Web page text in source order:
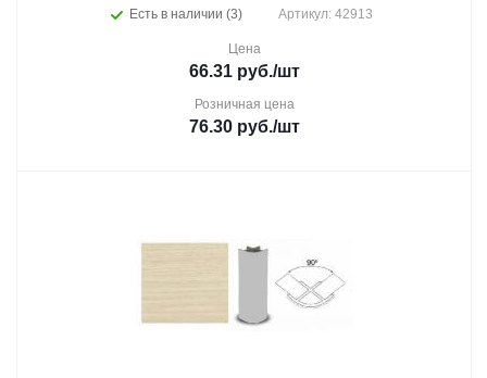
Есть в наличии (3)
Артикул: 42913
Цена
66.31 руб./шт
Розничная цена
76.30 руб./шт